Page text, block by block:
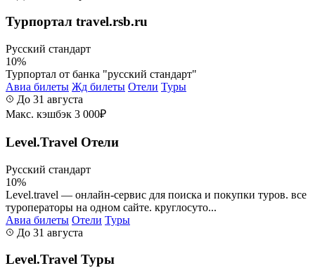
Турпортал travel.rsb.ru
Русский стандарт
10%
Турпортал от банка "русский стандарт"
Авиа билеты Жд билеты Отели Туры
До 31 августа
Макс. кэшбэк 3 000₽
Level.Travel Отели
Русский стандарт
10%
Level.travel — онлайн-сервис для поиска и покупки туров. все
туроператоры на одном сайте. круглосуто...
Авиа билеты Отели Туры
До 31 августа
Level.Travel Туры